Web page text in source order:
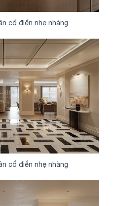
cổ điển nhẹ nhàng
cổ điển nhẹ nhàng